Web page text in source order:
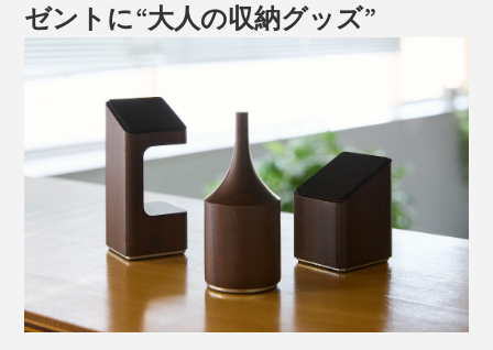
ゼントに“大人の収納グッズ”